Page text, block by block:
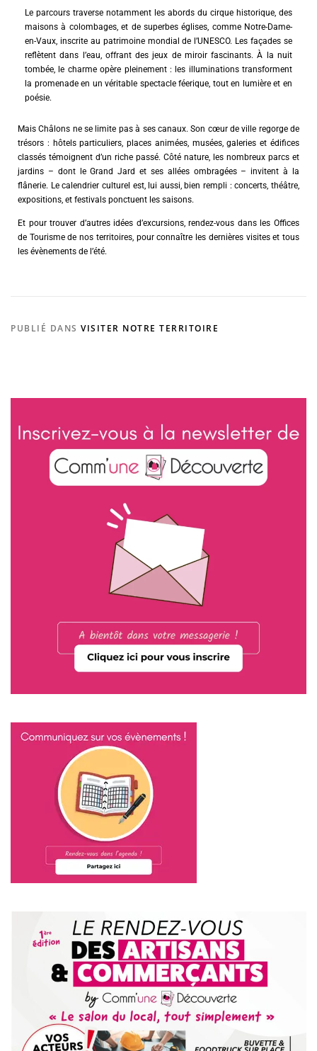
Le parcours traverse notamment les abords du cirque historique, des
maisons à colombages, et de superbes églises, comme Notre-Dame-
en-Vaux, inscrite au patrimoine mondial de l’UNESCO. Les façades se
reflètent dans l’eau, offrant des jeux de miroir fascinants. À la nuit
tombée, le charme opère pleinement : les illuminations transforment
la promenade en un véritable spectacle féerique, tout en lumière et en
poésie.
Mais Châlons ne se limite pas à ses canaux. Son cœur de ville regorge de
trésors : hôtels particuliers, places animées, musées, galeries et édifices
classés témoignent d’un riche passé. Côté nature, les nombreux parcs et
jardins – dont le Grand Jard et ses allées ombragées – invitent à la
flânerie. Le calendrier culturel est, lui aussi, bien rempli : concerts, théâtre,
expositions, et festivals ponctuent les saisons.
Et pour trouver d’autres idées d’excursions, rendez-vous dans les Offices
de Tourisme de nos territoires, pour connaître les dernières visites et tous
les évènements de l’été.
PUBLIÉ DANS VISITER NOTRE TERRITOIRE